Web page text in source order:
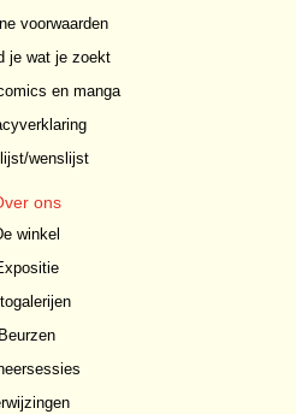
voorwaarden
je wat je zoekt
en manga
wenslijst
ons
winkel
Beurzen